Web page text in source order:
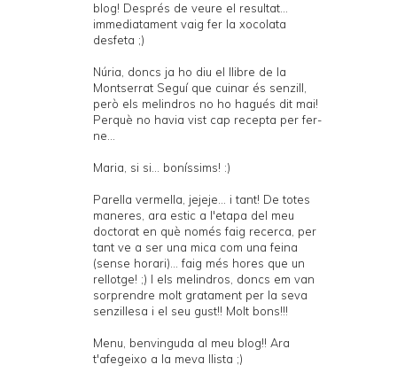
blog! Després de veure el resultat...
immediatament vaig fer la xocolata
desfeta ;)
Núria, doncs ja ho diu el llibre de la
Montserrat Seguí que cuinar és senzill,
però els melindros no ho hagués dit mai!
Perquè no havia vist cap recepta per fer-
ne...
Maria, si si... boníssims! :)
Parella vermella, jejeje... i tant! De totes
maneres, ara estic a l'etapa del meu
doctorat en què només faig recerca, per
tant ve a ser una mica com una feina
(sense horari)... faig més hores que un
rellotge! ;) I els melindros, doncs em van
sorprendre molt gratament per la seva
senzillesa i el seu gust!! Molt bons!!!
Menu, benvinguda al meu blog!! Ara
t'afegeixo a la meva llista ;)